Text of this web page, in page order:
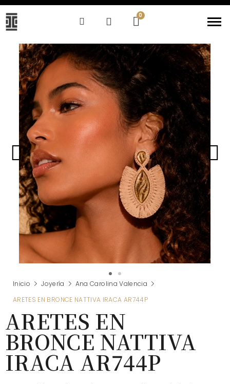
Inicio Joyería
Ana Carolina Valencia
ARETES EN BRONCE NATTIVA IRACA AR744P
ARETES EN
BRONCE NATTIVA
IRACA AR744P